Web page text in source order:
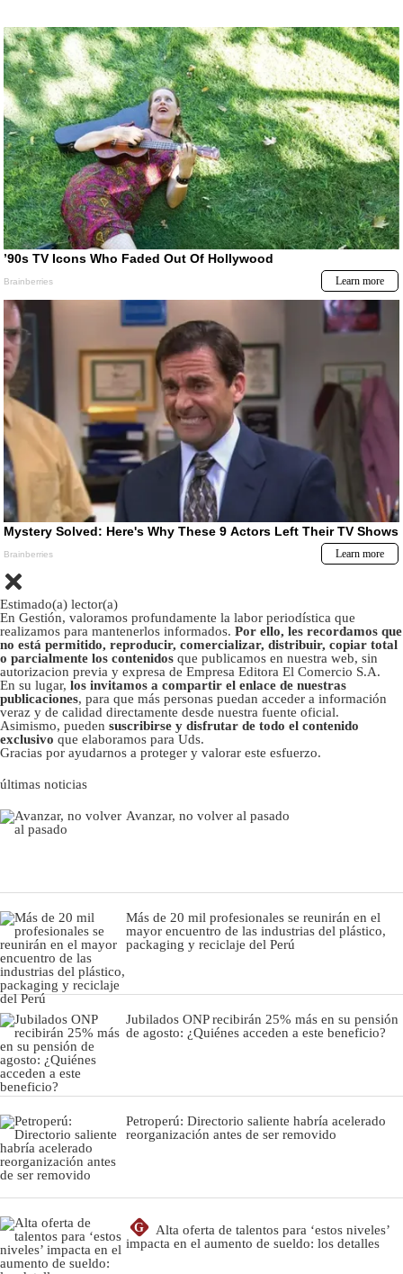
Estimado(a) lector(a)
En Gestión, valoramos profundamente la labor periodística que
realizamos para mantenerlos informados. Por ello, les recordamos que
no está permitido, reproducir, comercializar, distribuir, copiar total
o parcialmente los contenidos que publicamos en nuestra web, sin
autorizacion previa y expresa de Empresa Editora El Comercio S.A.
En su lugar, los invitamos a compartir el enlace de nuestras
publicaciones, para que más personas puedan acceder a información
veraz y de calidad directamente desde nuestra fuente oficial.
Asimismo, pueden suscribirse y disfrutar de todo el contenido
exclusivo que elaboramos para Uds.
Gracias por ayudarnos a proteger y valorar este esfuerzo.
últimas noticias
Avanzar, no volver al pasado
Más de 20 mil profesionales se reunirán en el
mayor encuentro de las industrias del plástico,
packaging y reciclaje del Perú
Jubilados ONP recibirán 25% más en su pensión
de agosto: ¿Quiénes acceden a este beneficio?
Petroperú: Directorio saliente habría acelerado
reorganización antes de ser removido
G
Alta oferta de talentos para ‘estos niveles’
impacta en el aumento de sueldo: los detalles